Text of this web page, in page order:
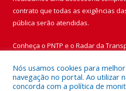
contrato que todas as exigências
pública serão atendidas.
Conheça o PNTP e o Radar da
Nós usamos cookies para
navegação no portal. Ao utilizar
concorda com a política de